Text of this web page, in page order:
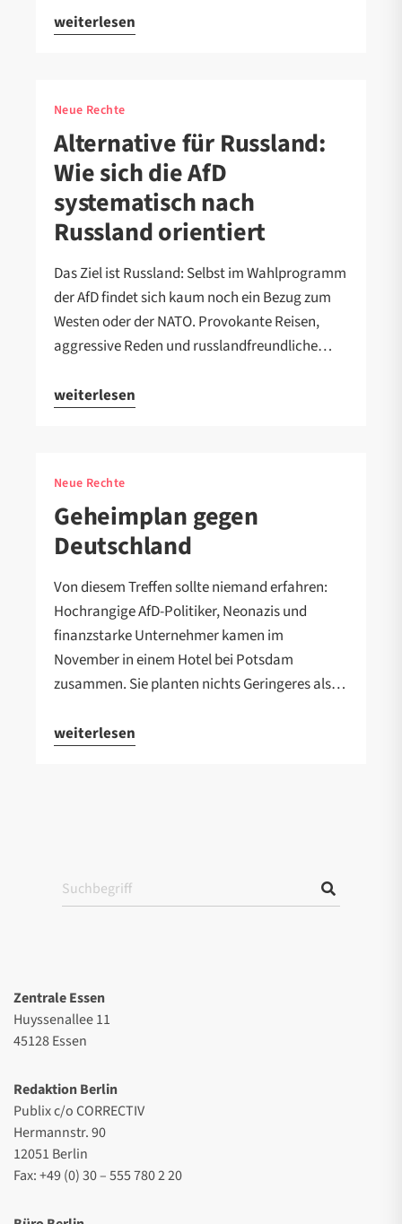
weiterlesen
Neue Rechte
Alternative für Russland:
Wie sich die AfD
systematisch nach
Russland orientiert
Das Ziel ist Russland: Selbst im Wahlprogramm
der AfD findet sich kaum noch ein Bezug zum
Westen oder der NATO. Provokante Reisen,
aggressive Reden und russlandfreundliche…
weiterlesen
Neue Rechte
Geheimplan gegen
Deutschland
Von diesem Treffen sollte niemand erfahren:
Hochrangige AfD-Politiker, Neonazis und
finanzstarke Unternehmer kamen im
November in einem Hotel bei Potsdam
zusammen. Sie planten nichts Geringeres als…
weiterlesen
Zentrale Essen
Huyssenallee 11
45128 Essen
Redaktion Berlin
Publix c/o CORRECTIV
Hermannstr. 90
12051 Berlin
Fax: +49 (0) 30 – 555 780 2 20